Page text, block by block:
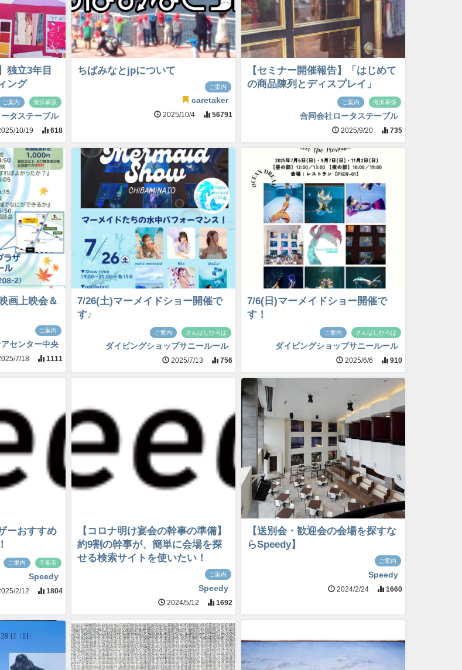
独立3年目
ング
ご案内 海浜幕張
タステーブル
10/19 618
ちばみなとjpについて
ご案内
caretaker
2025/10/4 56791
【セミナー開催報告】「はじめて
の商品陳列とディスプレイ」
ご案内 海浜幕張
合同会社ロータステーブル
2025/9/20 735
画上映会＆
ご案内
センター中央
7/18 1111
7/26(土)マーメイドショー開催で
す♪
ご案内 さんばしひろば
ダイビングショップサニールール
2025/7/13 756
7/6(日)マーメイドショー開催で
す！
ご案内 さんばしひろば
ダイビングショップサニールール
2025/6/6 910
ーおすすめ
ご案内 千葉市
Speedy
2/12 1804
【コロナ明け宴会の幹事の準備】
約9割の幹事が、簡単に会場を探
せる検索サイトを使いたい！
ご案内
Speedy
2024/5/12 1692
【送別会・歓迎会の会場を探すな
らSpeedy】
ご案内
Speedy
2024/2/24 1660